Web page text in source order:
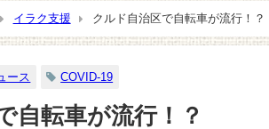
イラク支援 クルド自治区で自転車が流行！？
ース COVID-19
自転車が流行！？